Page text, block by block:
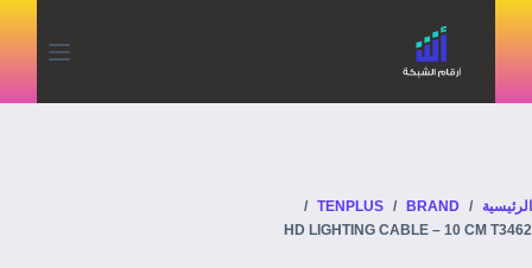
الرئيسية /
BRAND
/
TENPLUS
/
HD LIGHTING CABLE – 10 CM T3462